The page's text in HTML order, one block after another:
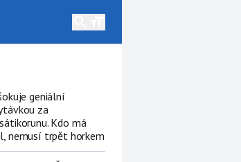
geniální
za
Kdo má
nemusí trpět horkem